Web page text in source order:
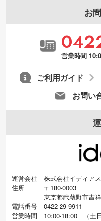
お
営業時間
お問い
ご利用ガイド
運営会社
株式会社イディアス
住所
〒180-0003
東京都武蔵野市吉
電話番号
0422-29-9911
営業時間
10:00-18:00 （土